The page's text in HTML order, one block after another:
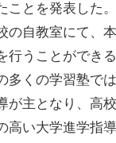
ことを発表した
の自教室にて、
行うことができる
多くの学習塾で
が主となり、高
高い大学進学指